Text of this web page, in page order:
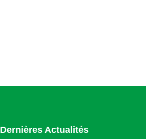
Dernières Actualités